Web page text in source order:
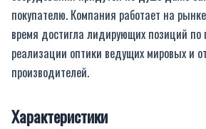
покупателю. Компания работает на
время достигла лидирующих позиций по
реализации оптики ведущих мировых и
производителей.
Характеристики